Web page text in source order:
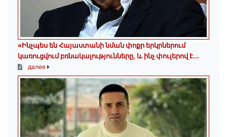
«Ինչպես են Հայաստանի նման փոքր երկրներում
կառուցվում բռնակալությունները, և ինչ փուլերով է...
далее